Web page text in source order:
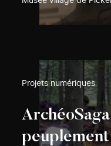
Projets numériques